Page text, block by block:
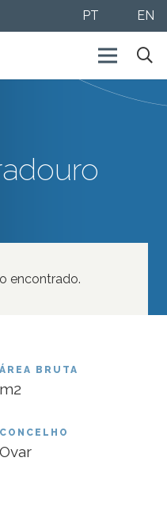
PT EN
encontrado.
ÁREA BRUTA
m2
CONCELHO
Ovar